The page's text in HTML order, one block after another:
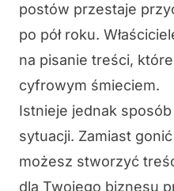
postów przestaje
po pół roku.
na pisanie treści,
cyfrowym śmieciem.
Istnieje jednak
sytuacji. Zamiast
możesz stworzyć
dla Twojego biznesu